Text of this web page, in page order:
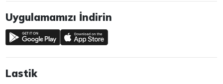
Uygulamamızı İndirin
Lastik